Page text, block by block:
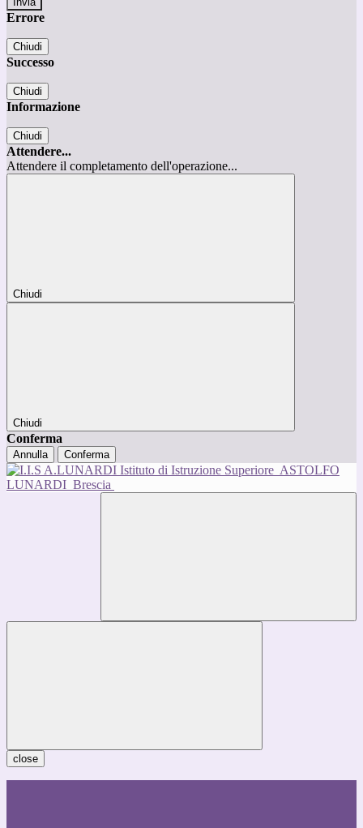
Errore
Chiudi
Successo
Chiudi
Informazione
Chiudi
Attendere...
Attendere il completamento dell'operazione...
Chiudi
Chiudi
Conferma
Annulla Conferma
Istituto di Istruzione Superiore ASTOLFO
LUNARDI Brescia
close